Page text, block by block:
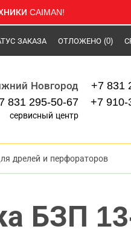
CAIMAN!
ЗАКАЗА ОТЛОЖЕНО (0)
Новгород
831 295-50-67
сервисный центр
+7 831
+7 910-
дрелей и перфораторов
БЗП